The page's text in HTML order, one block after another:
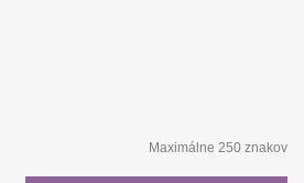
Maximálne 250 znakov